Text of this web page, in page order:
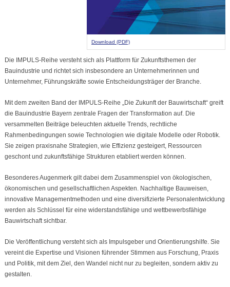
Download (PDF)
Die IMPULS-Reihe versteht sich als Plattform für Zukunftsthemen der
Bauindustrie und richtet sich insbesondere an Unternehmerinnen und
Unternehmer, Führungskräfte sowie Entscheidungsträger der Branche.
Mit dem zweiten Band der IMPULS-Reihe „Die Zukunft der Bauwirtschaft“ greift
die Bauindustrie Bayern zentrale Fragen der Transformation auf. Die
versammelten Beiträge beleuchten aktuelle Trends, rechtliche
Rahmenbedingungen sowie Technologien wie digitale Modelle oder Robotik.
Sie zeigen praxisnahe Strategien, wie Effizienz gesteigert, Ressourcen
geschont und zukunftsfähige Strukturen etabliert werden können.
Besonderes Augenmerk gilt dabei dem Zusammenspiel von ökologischen,
ökonomischen und gesellschaftlichen Aspekten. Nachhaltige Bauweisen,
innovative Managementmethoden und eine diversifizierte Personalentwicklung
werden als Schlüssel für eine widerstandsfähige und wettbewerbsfähige
Bauwirtschaft sichtbar.
Die Veröffentlichung versteht sich als Impulsgeber und Orientierungshilfe. Sie
vereint die Expertise und Visionen führender Stimmen aus Forschung, Praxis
und Politik, mit dem Ziel, den Wandel nicht nur zu begleiten, sondern aktiv zu
gestalten.